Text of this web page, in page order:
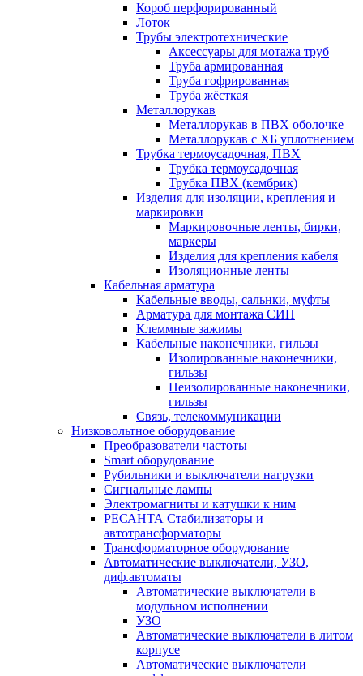
Короб перфорированный
Лоток
Трубы электротехнические
Аксессуары для мотажа труб
Труба армированная
Труба гофрированная
Труба жёсткая
Металлорукав
Металлорукав в ПВХ оболочке
Металлорукав с ХБ уплотнением
Трубка термоусадочная, ПВХ
Трубка термоусадочная
Трубка ПВХ (кембрик)
Изделия для изоляции, крепления и
маркировки
Маркировочные ленты, бирки,
маркеры
Изделия для крепления кабеля
Изоляционные ленты
Кабельная арматура
Кабельные вводы, сальнки, муфты
Арматура для монтажа СИП
Клеммные зажимы
Кабельные наконечники, гильзы
Изолированные наконечники,
гильзы
Неизолированные наконечники,
гильзы
Связь, телекоммуникации
Низковольтное оборудование
Преобразователи частоты
Smart оборудование
Рубильники и выключатели нагрузки
Сигнальные лампы
Электромагниты и катушки к ним
РЕСАНТА Стабилизаторы и
автотрансформаторы
Трансформаторное оборудование
Автоматические выключатели, УЗО,
диф.автоматы
Автоматические выключатели в
модульном исполнении
УЗО
Автоматические выключатели в литом
корпусе
Автоматические выключатели